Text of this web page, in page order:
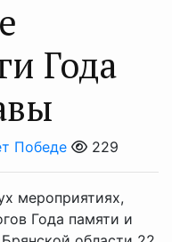
Года
Победе 229
мероприятиях,
Года памяти и